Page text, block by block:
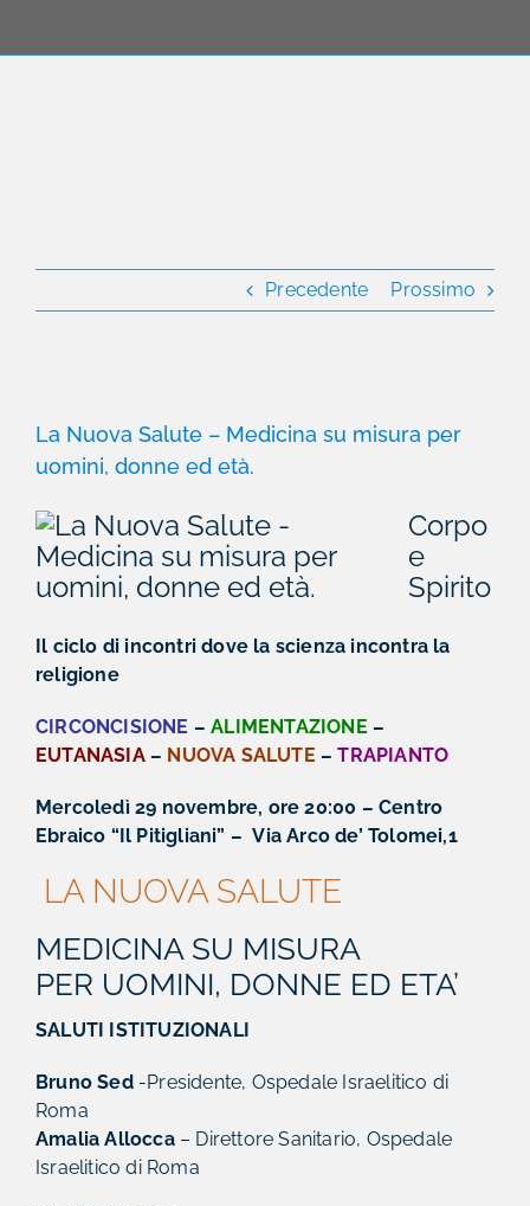
Precedente Prossimo
immagine
La Nuova Salute – Medicina su misura per
uomini, donne ed età.
Corpo
e
Spirito
Il ciclo di incontri dove la scienza incontra la
religione
CIRCONCISIONE –ALIMENTAZIONE –
EUTANASIA– NUOVA SALUTE –TRAPIANTO
Mercoledì 29 novembre, ore 20:00 – Centro
Ebraico “Il Pitigliani” – Via Arco de’ Tolomei,1
LA NUOVA SALUTE
MEDICINA SU MISURA
PER UOMINI, DONNE ED ETA’
SALUTI ISTITUZIONALI
Bruno Sed-Presidente, Ospedale Israelitico di
Roma
Amalia Allocca– Direttore Sanitario, Ospedale
Israelitico di Roma